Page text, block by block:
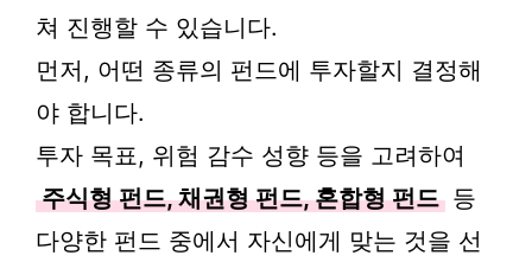
쳐 진행할 수 있습니다.
먼저, 어떤 종류의 펀드에 투자할지 결정해
야 합니다.
투자 목표, 위험 감수 성향 등을 고려하여
주식형 펀드, 채권형 펀드, 혼합형 펀드 등
다양한 펀드 중에서 자신에게 맞는 것을 선